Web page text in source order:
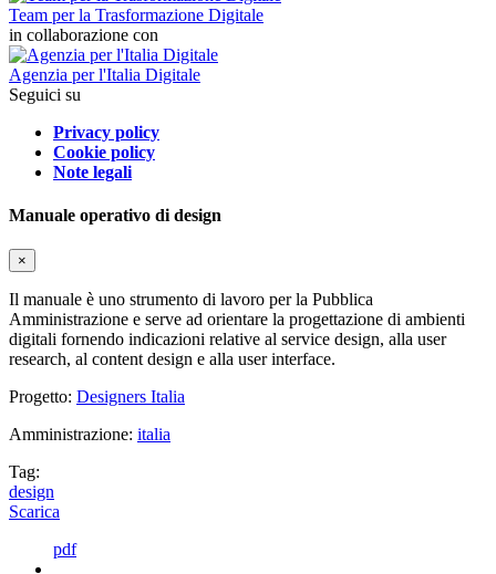
Team per la Trasformazione Digitale
in collaborazione con
Agenzia per l'Italia Digitale
Seguici su
Privacy policy
Cookie policy
Note legali
Manuale operativo di design
×
Il manuale è uno strumento di lavoro per la Pubblica
Amministrazione e serve ad orientare la progettazione di ambienti
digitali fornendo indicazioni relative al service design, alla user
research, al content design e alla user interface.
Progetto: Designers Italia
Amministrazione: italia
Tag:
design
Scarica
pdf